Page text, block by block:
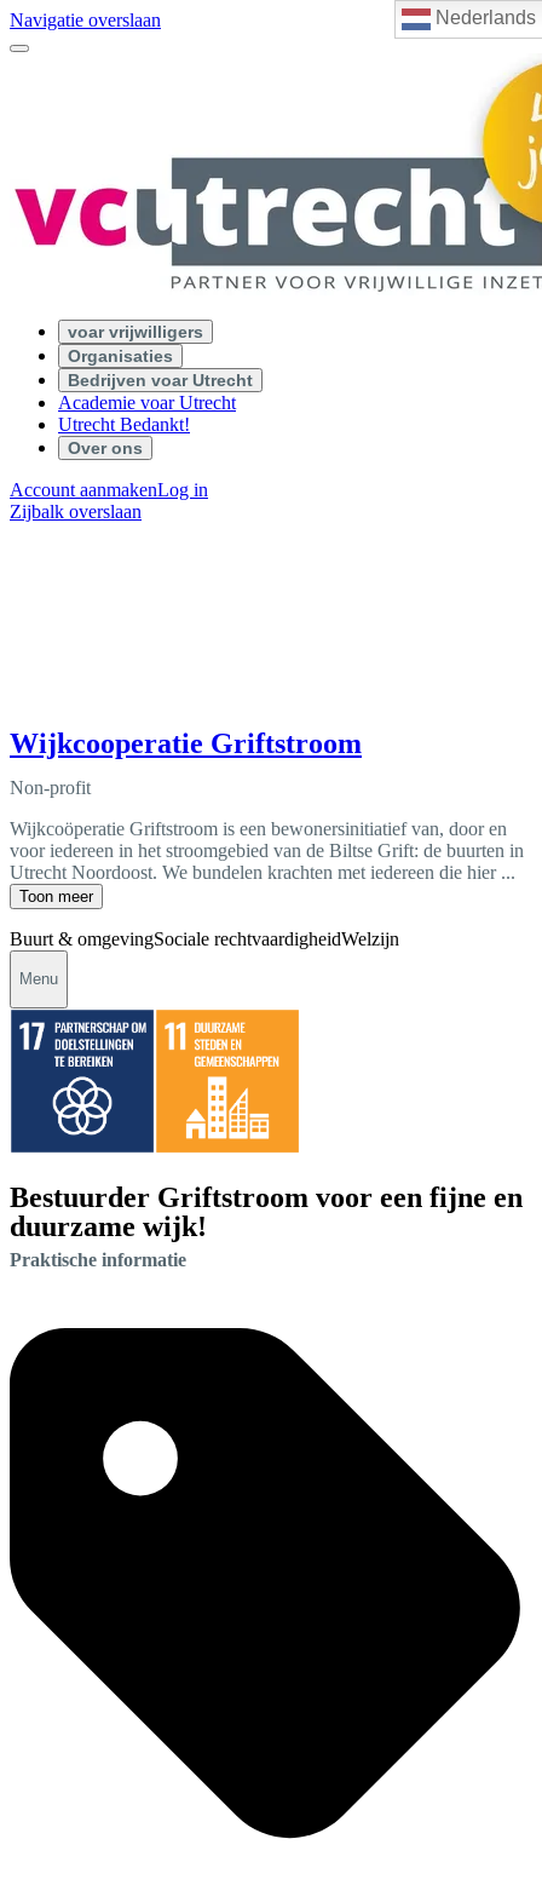
Nederlands
Navigatie overslaan
voar vrijwilligers
Organisaties
Bedrijven voar Utrecht
Academie voar Utrecht
Utrecht Bedankt!
Over ons
Account aanmakenLog in
Zijbalk overslaan
Wijkcooperatie Griftstroom
Non-profit
Wijkcoöperatie Griftstroom is een bewonersinitiatief van, door en
voor iedereen in het stroomgebied van de Biltse Grift: de buurten in
Utrecht Noordoost. We bundelen krachten met iedereen die hier ...
Toon meer
Buurt & omgevingSociale rechtvaardigheidWelzijn
Menu
Bestuurder Griftstroom voor een fijne en
duurzame wijk!
Praktische informatie